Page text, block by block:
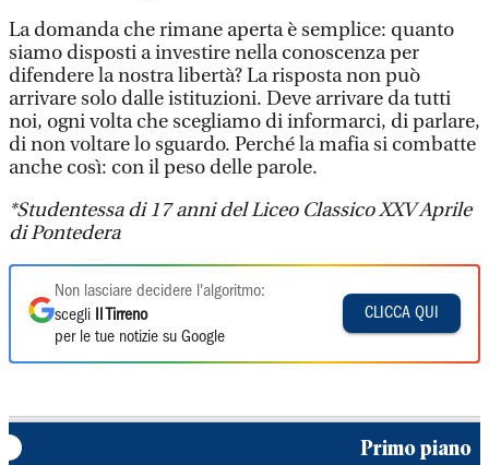
La domanda che rimane aperta è semplice: quanto
siamo disposti a investire nella conoscenza per
difendere la nostra libertà? La risposta non può
arrivare solo dalle istituzioni. Deve arrivare da tutti
noi, ogni volta che scegliamo di informarci, di parlare,
di non voltare lo sguardo. Perché la mafia si combatte
anche così: con il peso delle parole.
*Studentessa di 17 annidel Liceo ClassicoXXV Aprile
di Pontedera
Non lasciare decidere l'algoritmo:
scegli
Il Tirreno
per le tue notizie su Google
CLICCA QUI
Primo piano